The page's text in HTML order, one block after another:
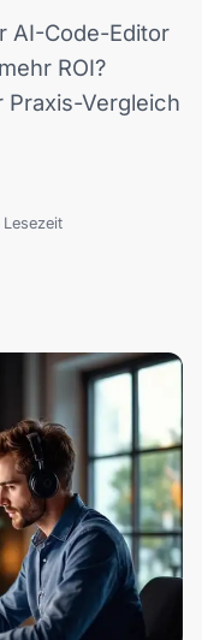
AI-Code-Editor
ROI?
Praxis-Vergleich